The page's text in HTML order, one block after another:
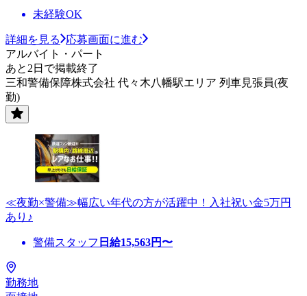
未経験OK
詳細を見る
応募画面に進む
アルバイト・パート
あと2日で掲載終了
三和警備保障株式会社 代々木八幡駅エリア 列車見張員(夜
勤)
≪夜勤×警備≫幅広い年代の方が活躍中！入社祝い金5万円
あり♪
警備スタッフ 日給15,563円〜
勤務地